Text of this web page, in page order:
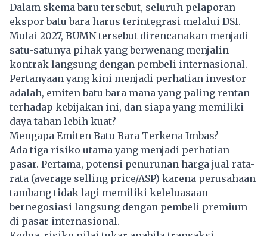
Dalam skema baru tersebut, seluruh pelaporan
ekspor batu bara harus terintegrasi melalui DSI.
Mulai 2027, BUMN tersebut direncanakan menjadi
satu-satunya pihak yang berwenang menjalin
kontrak langsung dengan pembeli internasional.
Pertanyaan yang kini menjadi perhatian investor
adalah, emiten batu bara mana yang paling rentan
terhadap kebijakan ini, dan siapa yang memiliki
daya tahan lebih kuat?
Mengapa Emiten Batu Bara Terkena Imbas?
Ada tiga risiko utama yang menjadi perhatian
pasar. Pertama, potensi penurunan harga jual rata-
rata (average selling price/ASP) karena perusahaan
tambang tidak lagi memiliki keleluasaan
bernegosiasi langsung dengan pembeli premium
di pasar internasional.